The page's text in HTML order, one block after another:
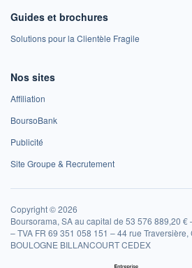
Guides et brochures
Solutions pour la Clientèle Fragile
Nos sites
Affiliation
BoursoBank
Publicité
Site Groupe & Recrutement
Copyright © 2026
Boursorama, SA au capital de 53 576 889,20 €
– TVA FR 69 351 058 151 – 44 rue
BOULOGNE BILLANCOURT CEDEX